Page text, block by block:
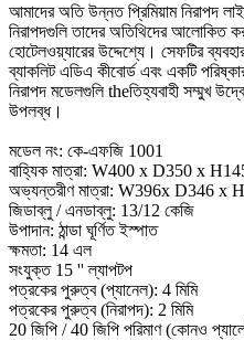
আমাদের অতি উন্নত প্রিমিয়াম নিরাপদ
নিরাপদগুলি তাদের অতিথিদের আলোকিত
হোটেলওয়্যারের উদ্দেশ্যে। সেফটির
ব্যাকলিট এডিএ কীবোর্ড এবং একটি
নিরাপদ মডেলগুলি theতিহ্যবাহী সম্মুখ
উপলব্ধ।
মডেল নং: কে-এফজি 1001
বাহ্যিক মাত্রা: W400 x D350 x
অভ্যন্তরীণ মাত্রা: W396x D346 x
জিডাব্লু / এনডাব্লু: 13/12 কেজি
উপাদান: ঠান্ডা ঘূর্ণিত ইস্পাত
ক্ষমতা: 14 এল
সংযুক্ত 15 '' ল্যাপটপ
পত্রকের পুরুত্ব (প্যানেল): 4 মিমি
পত্রকের পুরুত্ব (নিরাপদ): 2 মিমি
20 জিপি / 40 জিপি পরিমাণ (কোনও